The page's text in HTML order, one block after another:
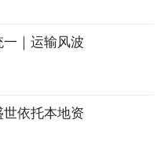
｜运输风波
依托本地资